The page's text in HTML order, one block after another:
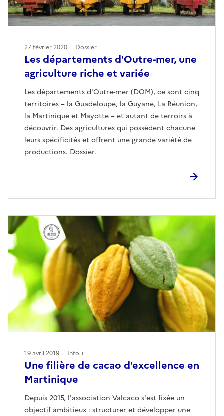
Les départements d'Outre-mer, une
agriculture riche et variée
Les départements d'Outre-mer (DOM), ce sont cinq
territoires – la Guadeloupe, la Guyane, La Réunion,
la Martinique et Mayotte – et autant de terroirs à
découvrir. Des agricultures qui possèdent chacune
leurs spécificités et offrent une grande variété de
productions. Dossier.
27 février 2020 Dossier
Une filière de cacao d'excellence en
Martinique
Depuis 2015, l'association Valcaco s'est fixée un
objectif ambitieux : structurer et développer une
19 avril 2019 Info +